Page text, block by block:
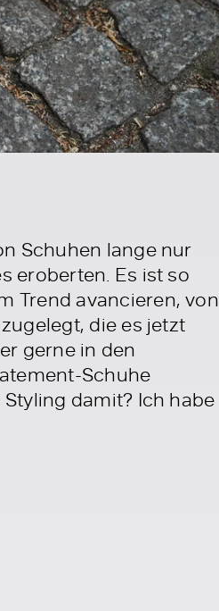
Schuhen lange nur
eroberten. Es ist so
Trend avancieren, von
die es jetzt
gerne in den
Schuhe
damit? Ich habe